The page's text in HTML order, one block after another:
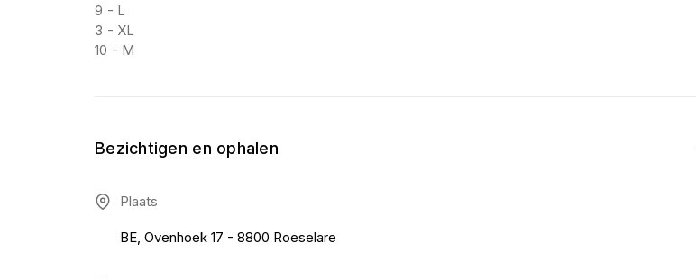
9 - L
3 - XL
10 - M
Bezichtigen en ophalen
Plaats
BE, Ovenhoek 17 - 8800 Roeselare